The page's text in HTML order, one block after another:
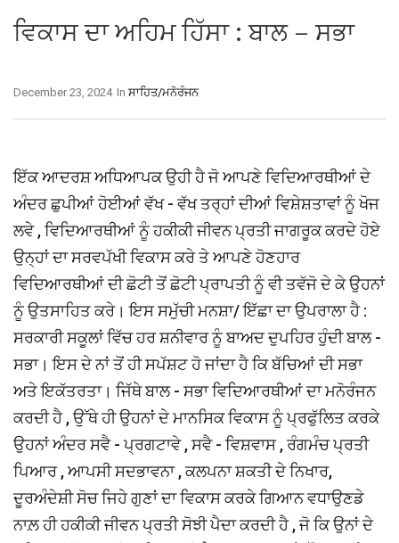
ਵਿਕਾਸ ਦਾ ਅਹਿਮ ਹਿੱਸਾ : ਬਾਲ – ਸਭਾ
In ਸਾਹਿਤ/ਮਨੋਰੰਜਨ
December 23, 2024
ਇੱਕ ਆਦਰਸ਼ ਅਧਿਆਪਕ ਉਹੀ ਹੈ ਜੋ ਆਪਣੇ ਵਿਦਿਆਰਥੀਆਂ ਦੇ
ਅੰਦਰ ਛੁਪੀਆਂ ਹੋਈਆਂ ਵੱਖ - ਵੱਖ ਤਰ੍ਹਾਂ ਦੀਆਂ ਵਿਸ਼ੇਸ਼ਤਾਵਾਂ ਨੂੰ ਖੋਜ
ਲਵੇ , ਵਿਦਿਆਰਥੀਆਂ ਨੂੰ ਹਕੀਕੀ ਜੀਵਨ ਪ੍ਰਤੀ ਜਾਗਰੂਕ ਕਰਦੇ ਹੋਏ
ਉਨ੍ਹਾਂ ਦਾ ਸਰਵਪੱਖੀ ਵਿਕਾਸ ਕਰੇ ਤੇ ਆਪਣੇ ਹੋਣਹਾਰ
ਵਿਦਿਆਰਥੀਆਂ ਦੀ ਛੋਟੀ ਤੋਂ ਛੋਟੀ ਪ੍ਰਾਪਤੀ ਨੂੰ ਵੀ ਤਵੱਜੋ ਦੇ ਕੇ ਉਹਨਾਂ
ਨੂੰ ਉਤਸਾਹਿਤ ਕਰੇ। ਇਸ ਸਮੁੱਚੀ ਮਨਸ਼ਾ/ ਇੱਛਾ ਦਾ ਉਪਰਾਲਾ ਹੈ :
ਸਰਕਾਰੀ ਸਕੂਲਾਂ ਵਿੱਚ ਹਰ ਸ਼ਨੀਵਾਰ ਨੂੰ ਬਾਅਦ ਦੁਪਹਿਰ ਹੁੰਦੀ ਬਾਲ -
ਸਭਾ। ਇਸ ਦੇ ਨਾਂ ਤੋਂ ਹੀ ਸਪੱਸ਼ਟ ਹੋ ਜਾਂਦਾ ਹੈ ਕਿ ਬੱਚਿਆਂ ਦੀ ਸਭਾ
ਅਤੇ ਇਕੱਤਰਤਾ। ਜਿੱਥੇ ਬਾਲ - ਸਭਾ ਵਿਦਿਆਰਥੀਆਂ ਦਾ ਮਨੋਰੰਜਨ
ਕਰਦੀ ਹੈ , ਉੱਥੇ ਹੀ ਉਹਨਾਂ ਦੇ ਮਾਨਸਿਕ ਵਿਕਾਸ ਨੂੰ ਪ੍ਰਫੁੱਲਿਤ ਕਰਕੇ
ਉਹਨਾਂ ਅੰਦਰ ਸਵੈ - ਪ੍ਰਗਟਾਵੇ , ਸਵੈ - ਵਿਸ਼ਵਾਸ , ਰੰਗਮੰਚ ਪ੍ਰਤੀ
ਪਿਆਰ , ਆਪਸੀ ਸਦਭਾਵਨਾ , ਕਲਪਨਾ ਸ਼ਕਤੀ ਦੇ ਨਿਖਾਰ,
ਦੂਰਅੰਦੇਸ਼ੀ ਸੋਚ ਜਿਹੇ ਗੁਣਾਂ ਦਾ ਵਿਕਾਸ ਕਰਕੇ ਗਿਆਨ ਵਧਾਉਣਡੇ
ਨਾਲ਼ ਹੀ ਹਕੀਕੀ ਜੀਵਨ ਪ੍ਰਤੀ ਸੋਝੀ ਪੈਦਾ ਕਰਦੀ ਹੈ , ਜੋ ਕਿ ਉਨਾਂ ਦੇ